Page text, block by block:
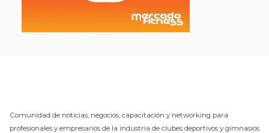
Comunidad de noticias, negocios, capacitación y networking para
profesionales y empresarios de la industria de clubes deportivos y gimnasios